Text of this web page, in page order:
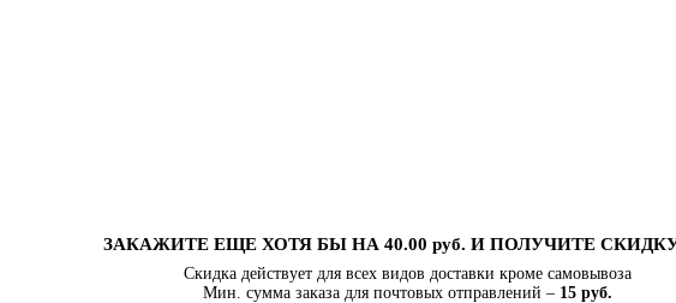
ЗАКАЖИТЕ ЕЩЕ ХОТЯ БЫ НА 40.00 руб. И ПОЛУЧИТЕ
Скидка действует для всех видов доставки кроме самовывоза
Мин. сумма заказа для почтовых отправлений – 15 руб.